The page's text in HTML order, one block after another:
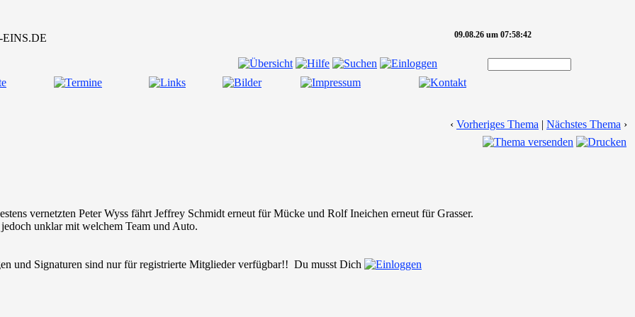
09.08.26 um 07:58:42
‹ Vorheriges Thema | Nächstes Thema ›
vernetzten Peter Wyss fährt Jeffrey Schmidt erneut für Mücke und Rolf Ineichen erneut für Grasser.
unklar mit welchem Team und Auto.
und Signaturen sind nur für registrierte Mitglieder verfügbar!! Du musst Dich